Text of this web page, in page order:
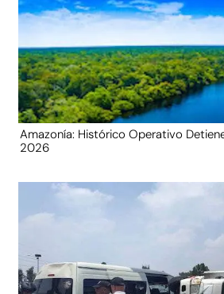
Amazonía: Histórico Operativo
2026